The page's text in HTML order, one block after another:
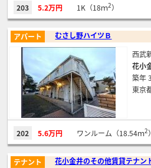
203 5.2万円 1K（18ｍ2）
むさし野ハイツＢ
アパート
西武
花小
築年
東京
202 5.6万円 ワンルーム（18.54ｍ2）
花小金井のその他賃貸テナン
テナント